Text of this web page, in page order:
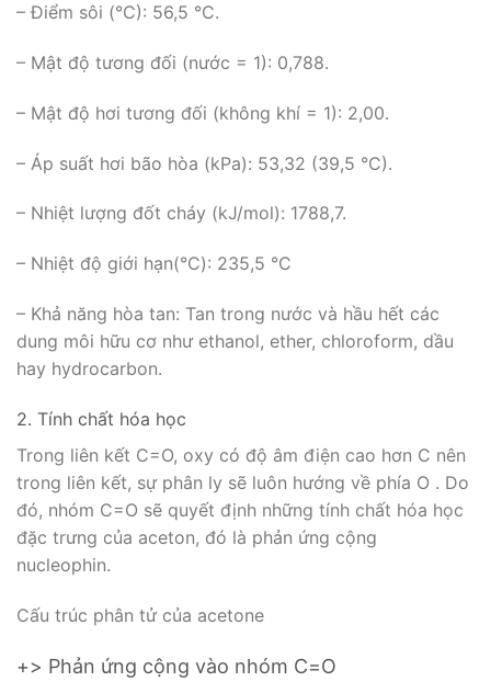
– Điểm sôi (°C): 56,5 °C.
– Mật độ tương đối (nước = 1): 0,788.
– Mật độ hơi tương đối (không khí = 1): 2,00.
– Áp suất hơi bão hòa (kPa): 53,32 (39,5 °C).
– Nhiệt lượng đốt cháy (kJ/mol): 1788,7.
– Nhiệt độ giới hạn(°C): 235,5 °C
– Khả năng hòa tan: Tan trong nước và hầu hết các
dung môi hữu cơ như ethanol, ether, chloroform, dầu
hay hydrocarbon.
2. Tính chất hóa học
Trong liên kết C=O, oxy có độ âm điện cao hơn C nên
trong liên kết, sự phân ly sẽ luôn hướng về phía O . Do
đó, nhóm C=O sẽ quyết định những tính chất hóa học
đặc trưng của aceton, đó là phản ứng cộng
nucleophin.
Cấu trúc phân tử của acetone
+> Phản ứng cộng vào nhóm C=O